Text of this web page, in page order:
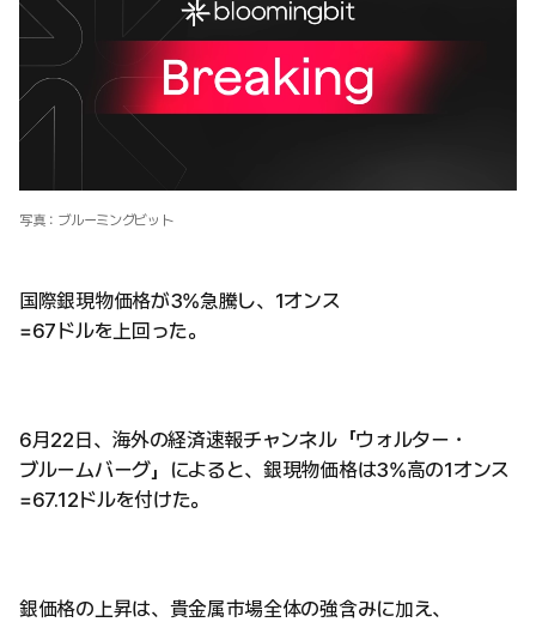
写真：ブルーミングビット
国際銀現物価格が3%急騰し、1オンス
=67ドルを上回った。
6月22日、海外の経済速報チャンネル「ウォルター・
ブルームバーグ」によると、銀現物価格は3%高の1オンス
=67.12ドルを付けた。
銀価格の上昇は、貴金属市場全体の強含みに加え、